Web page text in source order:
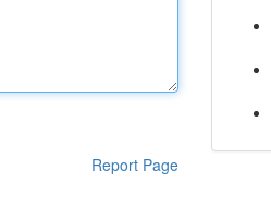
Report Page